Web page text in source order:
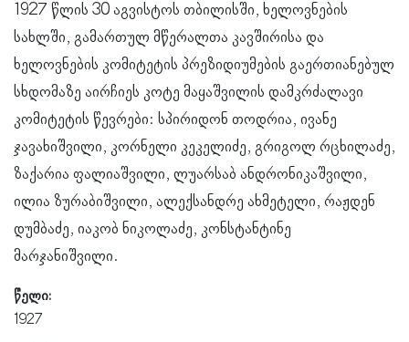
1927 წლის 30 აგვისტოს თბილისში, ხელოვნების
სახლში, გამართულ მწერალთა კავშირისა და
ხელოვნების კომიტეტის პრეზიდიუმების გაერთიანებულ
სხდომაზე აირჩიეს კოტე მაყაშვილის დამკრძალავი
კომიტეტის წევრები: სპირიდონ თოდრია, ივანე
ჯავახიშვილი, კორნელი კეკელიძე, გრიგოლ რცხილაძე,
ზაქარია ფალიაშვილი, ლუარსაბ ანდრონიკაშვილი,
ილია ზურაბიშვილი, ალექსანდრე ახმეტელი, რაჟდენ
დუმბაძე, იაკობ ნიკოლაძე, კონსტანტინე
მარჯანიშვილი.
წელი:
1927